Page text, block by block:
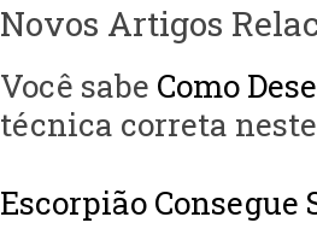
Novos Artigos
Você sabe Como
técnica correta
Escorpião Consegue